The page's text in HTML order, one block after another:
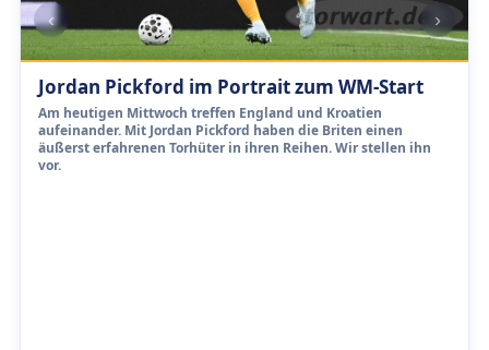
Jordan Pickford im Portrait zum WM-Start
Am heutigen Mittwoch treffen England und Kroatien
aufeinander. Mit Jordan Pickford haben die Briten einen
äußerst erfahrenen Torhüter in ihren Reihen. Wir stellen ihn
vor.
‹ ›